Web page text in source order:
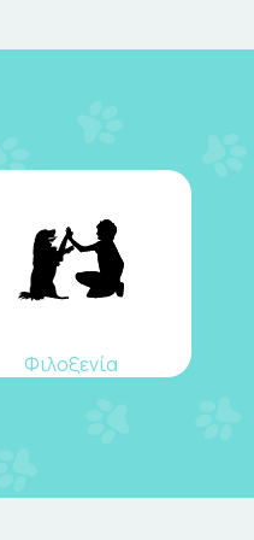
Φιλοξενία